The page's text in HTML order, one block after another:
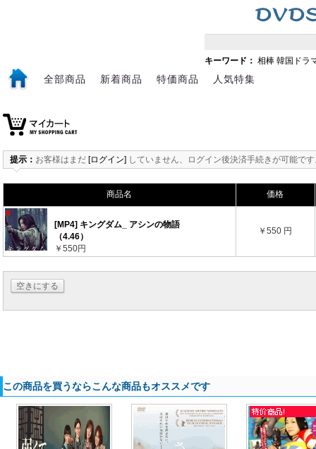
キーワード： 相棒 韓国ドラ
全部商品 新着商品 特価商品 人気特集
提示： お客様はまだ [ログイン] していません、ログイン後決済手続きが可能で
商品名 価格
[MP4] キングダム_ アシンの物語
（4.46）
￥550円
￥550 円
空きにする
この商品を買うならこんな商品もオススメです